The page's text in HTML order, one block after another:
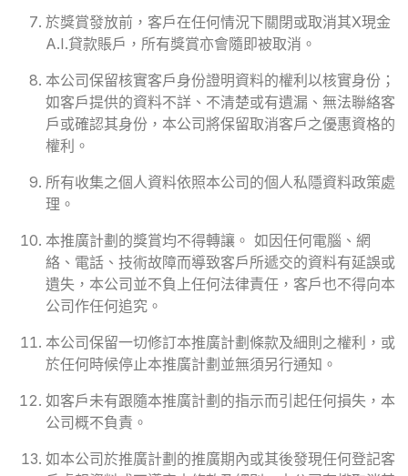
於獎賞發放前，客戶在任何情況下關閉或取消其X現金
A.I.貸款賬戶，所有獎賞亦會隨即被取消。
本公司保留核實客戶身份證明資料的權利以核實身份；
如客戶提供的資料不詳、不清楚或有遺漏、無法聯絡客
戶或確認其身份，本公司將保留取消客戶之優惠資格的
權利。
所有收集之個人資料依照本公司的個人私隱資料政策處
理。
本推廣計劃的獎賞均不得轉讓。 如因任何電腦、網
絡、電話、技術故障而導致客戶所遞交的資料有延誤或
遺失，本公司並不負上任何法律責任，客戶也不得向本
公司作任何追究。
本公司保留一切修訂本推廣計劃條款及細則之權利，或
於任何時候停止本推廣計劃並無須另行通知。
如客戶未有跟隨本推廣計劃的指示而引起任何損失，本
公司概不負責。
如本公司於推廣計劃的推廣期內或其後發現任何登記客